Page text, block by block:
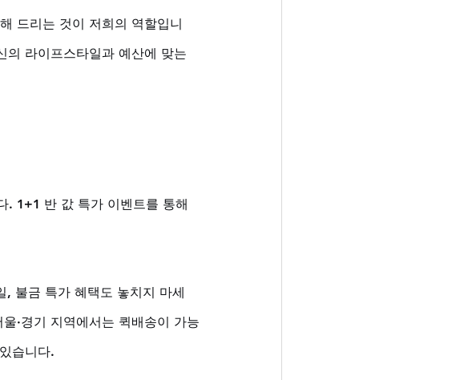
드리는 것이 저희의 역할입니
의 라이프스타일과 예산에 맞는
. 1+1 반 값 특가 이벤트를 통해
불금 특가 혜택도 놓치지 마세
·경기 지역에서는 퀵배송이 가능
습니다.